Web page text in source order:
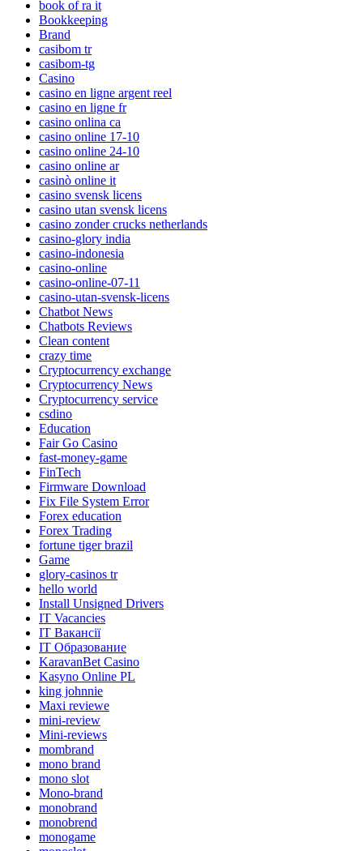
book of ra it
Bookkeeping
Brand
casibom tr
casibom-tg
Casino
casino en ligne argent reel
casino en ligne fr
casino onlina ca
casino online 17-10
casino online 24-10
casino online ar
casinò online it
casino svensk licens
casino utan svensk licens
casino zonder crucks netherlands
casino-glory india
casino-indonesia
casino-online
casino-online-07-11
casino-utan-svensk-licens
Chatbot News
Chatbots Reviews
Clean content
crazy time
Cryptocurrency exchange
Cryptocurrency News
Cryptocurrency service
csdino
Education
Fair Go Casino
fast-money-game
FinTech
Firmware Download
Fix File System Error
Forex education
Forex Trading
fortune tiger brazil
Game
glory-casinos tr
hello world
Install Unsigned Drivers
IT Vacancies
IT Вакансії
IT Образование
KaravanBet Casino
Kasyno Online PL
king johnnie
Maxi reviewe
mini-review
Mini-reviews
mombrand
mono brand
mono slot
Mono-brand
monobrand
monobrend
monogame